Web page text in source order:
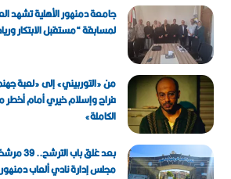
جامعة دمنهور الأهلية تشهد
لمسابقة “مستقبل الابتكار
من «التوربيني» إلى «لعبة
فراج وإسلام خيري أمام أخطر
الكاملة»
بعد غلق باب
مجلس إدارة نادي ألعاب دمنهور